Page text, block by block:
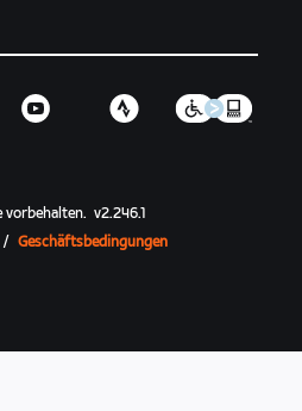
vorbehalten. v2.246.1
/ Geschäftsbedingungen